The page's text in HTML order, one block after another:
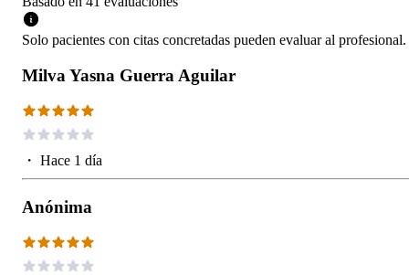
Solo pacientes con citas concretadas pueden evaluar al profesional.
Milva Yasna Guerra Aguilar
・ Hace 1 día
Anónima